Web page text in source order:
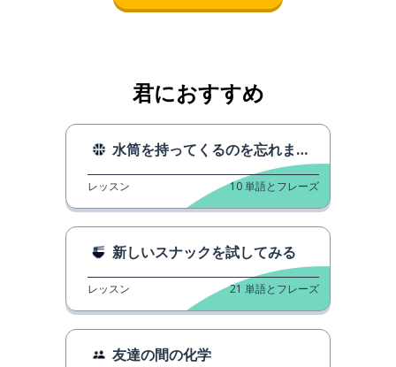
君におすすめ
水筒を持ってくるのを忘れました
レッスン 10単語とフレーズ
新しいスナックを試してみる
レッスン 21 単語とフレーズ
友達の間の化学